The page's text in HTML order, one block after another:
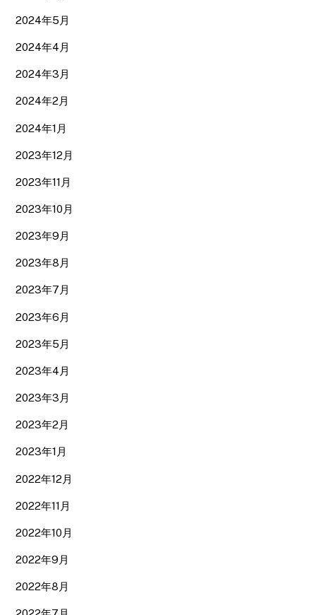
2024年5月
2024年4月
2024年3月
2024年2月
2024年1月
2023年12月
2023年11月
2023年10月
2023年9月
2023年8月
2023年7月
2023年6月
2023年5月
2023年4月
2023年3月
2023年2月
2023年1月
2022年12月
2022年11月
2022年10月
2022年9月
2022年8月